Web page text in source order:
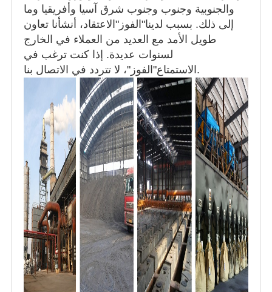
والجنوبية وجنوب وجنوب شرق آسيا وأفريقيا وما
إلى ذلك. بسبب لدينا"الفوز"الاعتقاد، أنشأنا تعاون
طويل الأمد مع العديد من العملاء في الخارج
لسنوات عديدة. إذا كنت ترغب في
الاستمتاع"الفوز"، لا تتردد في الاتصال بنا.